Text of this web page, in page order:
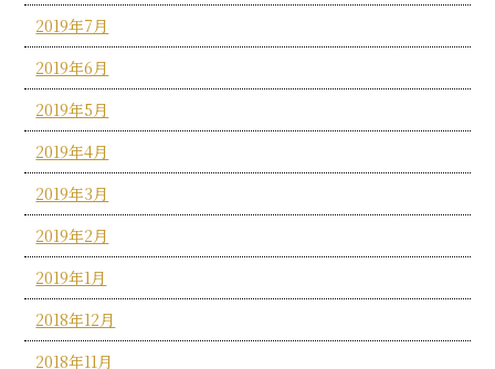
2019年7月
2019年6月
2019年5月
2019年4月
2019年3月
2019年2月
2019年1月
2018年12月
2018年11月